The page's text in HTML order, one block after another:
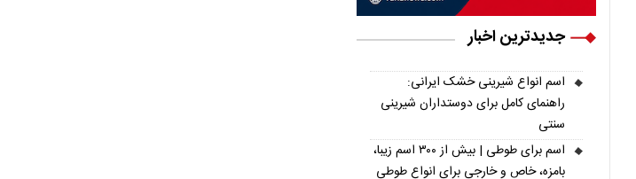
جدیدترین اخبار
اسم انواع شیرینی خشک ایرانی:
راهنمای کامل برای دوستداران شیرینی
سنتی
اسم برای طوطی | بیش از ۳۰۰ اسم زیبا،
بامزه، خاص و خارجی برای انواع طوطی